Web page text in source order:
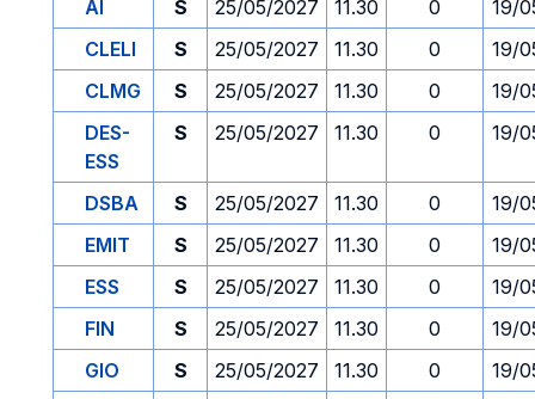
AI
S 25/05/2027 11.30 0
19/
CLELI
S 25/05/2027 11.30 0
19/
CLMG
S 25/05/2027 11.30 0
19/
DES-
ESS
S 25/05/2027 11.30 0 19/
DSBA S 25/05/2027 11.30 0
19/
EMIT
S 25/05/2027 11.30 0
19/
ESS
S 25/05/2027 11.30 0
19/
FIN
S 25/05/2027 11.30 0
19/
GIO
S 25/05/2027 11.30 0
19/